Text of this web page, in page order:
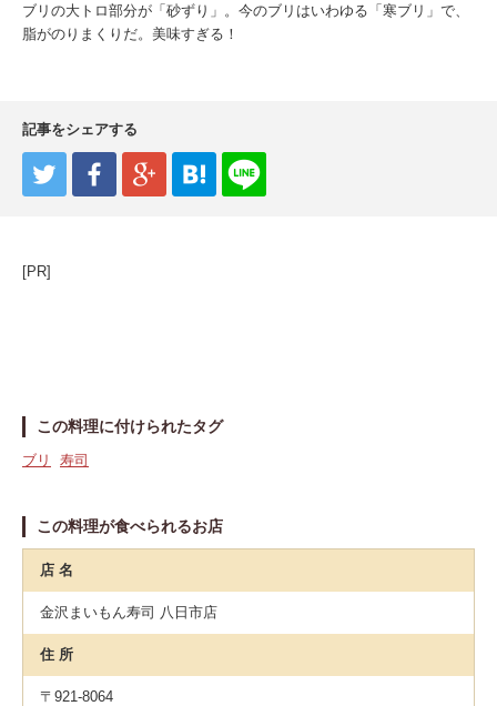
ブリの大トロ部分が「砂ずり」。今のブリはいわゆる「寒ブリ」で、
脂がのりまくりだ。美味すぎる！
記事をシェアする
この料理に付けられたタグ
ブリ 寿司
この料理が食べられるお店
店 名
金沢まいもん寿司 八日市店
住 所
〒921-8064